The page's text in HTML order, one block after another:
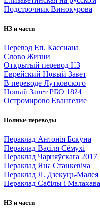
Подстрочник Винокурова
НЗ и части
Перевод Еп. Кассиана
Слово Жизни
Открытый перевод НЗ
Еврейский Новый Завет
В переводе Лутковского
Новый Завет РБО 1824
Остромирово Евангелие
Полные переводы
Пераклад Антонія Бокуна
Пераклад Васіля Сёмухі
Пераклад Чарняўскага 2017
Пераклад Яна Станкевіча
Пераклад Л. Дзекуць-Малея
Пераклад Сабілы і Малахава
НЗ и части